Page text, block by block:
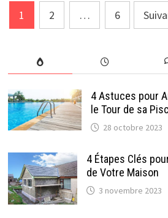
Pagination
des
publications
1 2 … 6
4 Astuces pour
le Tour de sa
28 octobre 2023
4 Étapes Clés
de Votre Maison
3 novembre 2023